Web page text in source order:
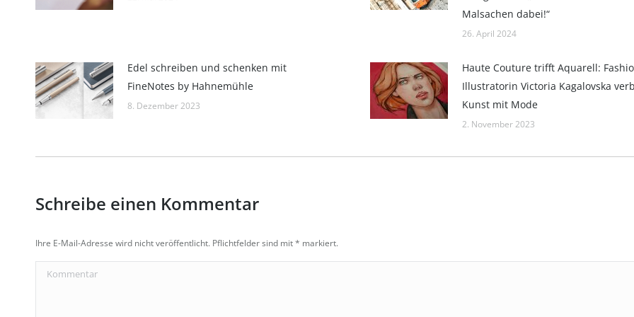
Malsachen dabei!“
26. April 2024
Edel schreiben und schenken mit
FineNotes by Hahnemühle
8. Dezember 2023
Haute Couture trifft Aquarell:
Illustratorin Victoria Kagalovska
Kunst mit Mode
2. November 2023
Schreibe einen Kommentar
Ihre E-Mail-Adresse wird nicht veröffentlicht. Pflichtfelder sind mit* markiert.
Kommentar